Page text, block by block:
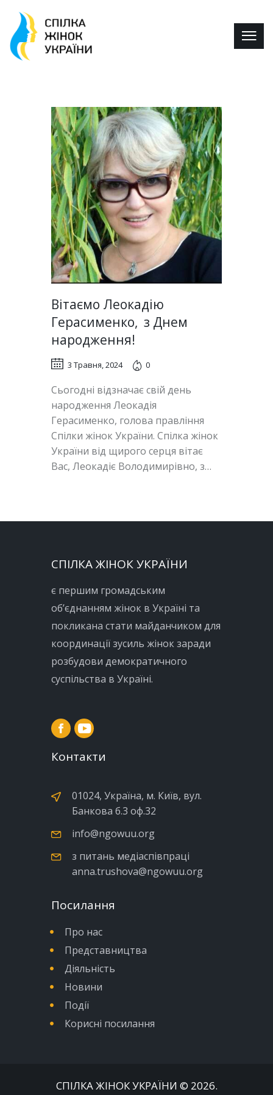
Вітаємо Леокадію
Герасименко, з Днем
народження!
3 Травня, 2024 0
Сьогодні відзначає свій день
народження Леокадія
Герасименко, голова правління
Спілки жінок України. Спілка жінок
України від щирого серця вітає
Вас, Леокадіє Володимирівно, з…
СПІЛКА ЖІНОК УКРАЇНИ
є першим громадським
об’єднанням жінок в Україні та
покликана стати майданчиком для
координації зусиль жінок заради
розбудови демократичного
суспільства в Україні.
Контакти
01024, Україна, м. Київ, вул.
Банкова б.3 оф.32
info@ngowuu.org
з питань медіаспівпраці
anna.trushova@ngowuu.org
Посилання
Про нас
Представництва
Діяльність
Новини
Події
Корисні посилання
СПІЛКА ЖІНОК УКРАЇНИ © 2026.